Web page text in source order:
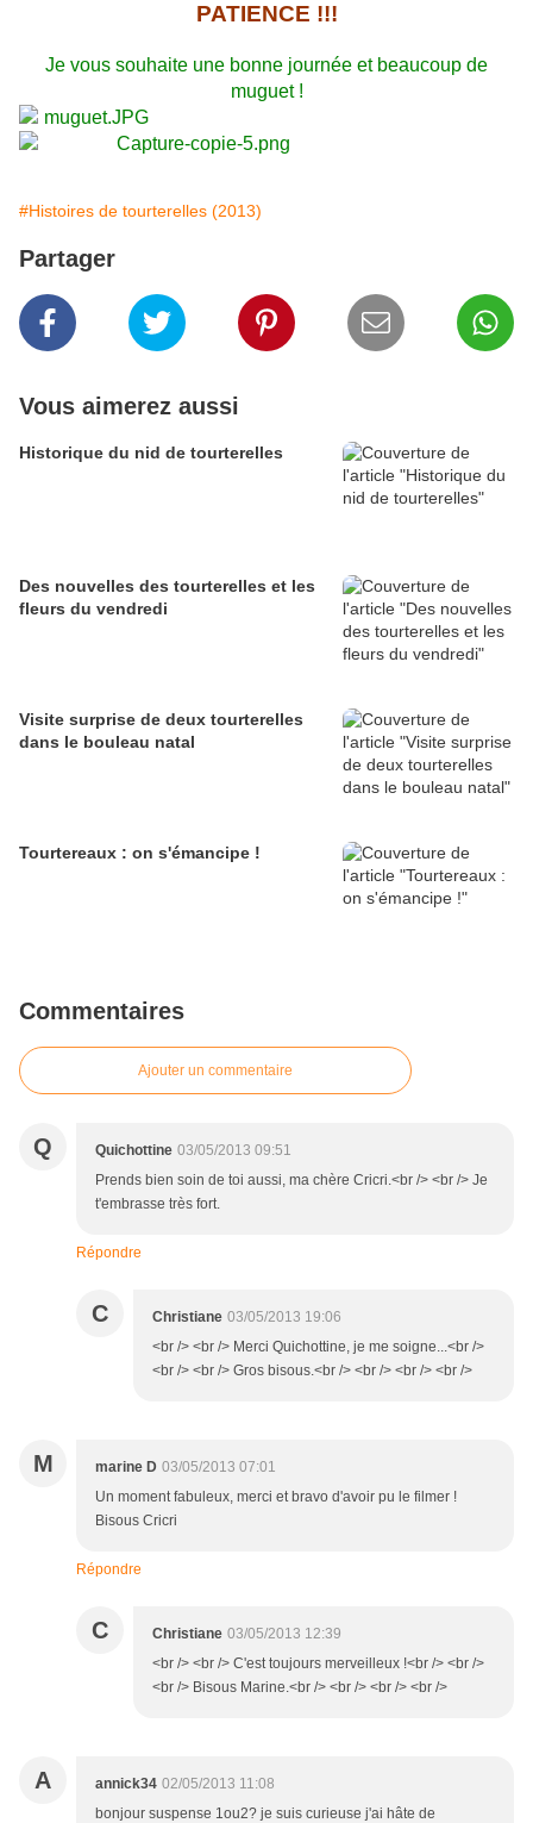
PATIENCE !!!
Je vous souhaite une bonne journée et beaucoup de
muguet !
#Histoires de tourterelles (2013)
Partager
Vous aimerez aussi
Historique du nid de tourterelles
Des nouvelles des tourterelles et les
fleurs du vendredi
Visite surprise de deux tourterelles
dans le bouleau natal
Tourtereaux : on s'émancipe !
Commentaires
Ajouter un commentaire
Q Quichottine 03/05/2013 09:51
Prends bien soin de toi aussi, ma chère Cricri.<br /> <br /> Je
t'embrasse très fort.
Répondre
C Christiane 03/05/2013 19:06
<br /> <br /> Merci Quichottine, je me soigne...<br />
<br /> <br /> Gros bisous.<br /> <br /> <br /> <br />
M marine D 03/05/2013 07:01
Un moment fabuleux, merci et bravo d'avoir pu le filmer !
Bisous Cricri
Répondre
C Christiane 03/05/2013 12:39
<br /> <br /> C'est toujours merveilleux !<br /> <br />
<br /> Bisous Marine.<br /> <br /> <br /> <br />
A annick34 02/05/2013 11:08
bonjour suspense 1ou2? je suis curieuse j'ai hâte de